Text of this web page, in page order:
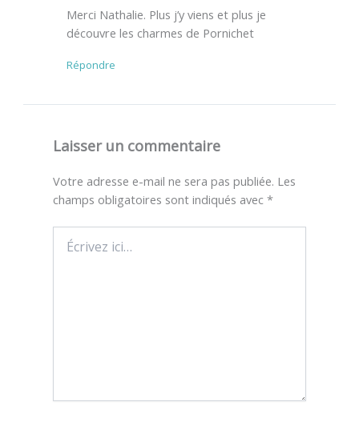
Merci Nathalie. Plus j’y viens et plus je
découvre les charmes de Pornichet
Répondre
Laisser un commentaire
Votre adresse e-mail ne sera pas publiée. Les
champs obligatoires sont indiqués avec *
ici…